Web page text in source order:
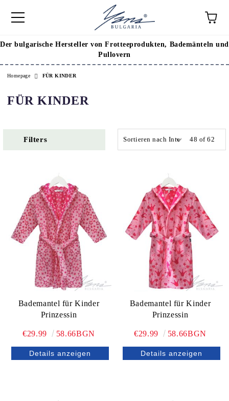
Der bulgarische Hersteller von Frotteeprodukten, Bademänteln und
Pullovern
Homepage FÜR KINDER
FÜR KINDER
Filters
Bademantel für Kinder
Prinzessin
€29.99 58.66BGN
Details anzeigen
Bademantel für Kinder
Prinzessin
€29.99 58.66BGN
Details anzeigen